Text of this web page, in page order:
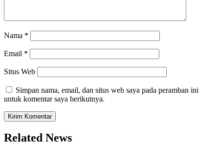
Nama *
Email *
Situs Web
Simpan nama, email, dan situs web saya pada peramban ini
untuk komentar saya berikutnya.
Related News